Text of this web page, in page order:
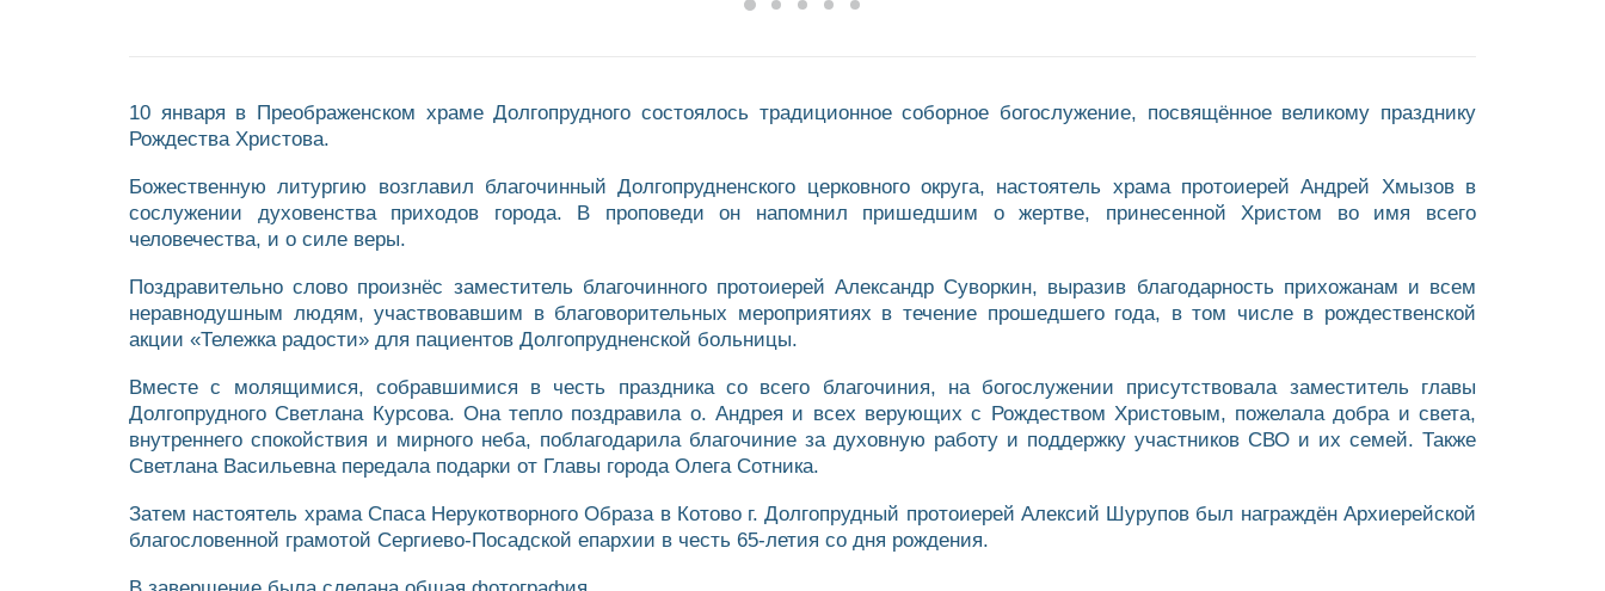
10 января в Преображенском храме Долгопрудного состоялось традиционное соборное богослужение, посвящённое великому празднику
Рождества Христова.
Божественную литургию возглавил благочинный Долгопрудненского церковного округа, настоятель храма протоиерей Андрей Хмызов в
сослужении духовенства приходов города. В проповеди он напомнил пришедшим о жертве, принесенной Христом во имя всего
человечества, и о силе веры.
Поздравительно слово произнёс заместитель благочинного протоиерей Александр Суворкин, выразив благодарность прихожанам и всем
неравнодушным людям, участвовавшим в благоворительных мероприятиях в течение прошедшего года, в том числе в рождественской
акции «Тележка радости» для пациентов Долгопрудненской больницы.
Вместе с молящимися, собравшимися в честь праздника со всего благочиния, на богослужении присутствовала заместитель главы
Долгопрудного Светлана Курсова. Она тепло поздравила о. Андрея и всех верующих с Рождеством Христовым, пожелала добра и света,
внутреннего спокойствия и мирного неба, поблагодарила благочиние за духовную работу и поддержку участников СВО и их семей. Также
Светлана Васильевна передала подарки от Главы города Олега Сотника.
Затем настоятель храма Спаса Нерукотворного Образа в Котово г. Долгопрудный протоиерей Алексий Шурупов был награждён Архиерейской
благословенной грамотой Сергиево-Посадской епархии в честь 65-летия со дня рождения.